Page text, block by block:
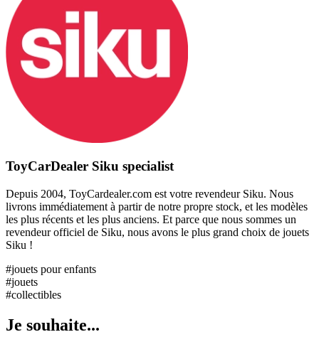
ToyCarDealer Siku specialist
Depuis 2004, ToyCardealer.com est votre revendeur Siku. Nous
livrons immédiatement à partir de notre propre stock, et les modèles
les plus récents et les plus anciens. Et parce que nous sommes un
revendeur officiel de Siku, nous avons le plus grand choix de jouets
Siku !
#jouets pour enfants
#jouets
#collectibles
Je souhaite...